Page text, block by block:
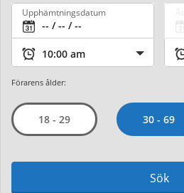
Upphämtningsdatum
Förarens ålder:
18 - 29 30 - 69
Sök